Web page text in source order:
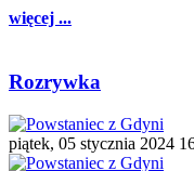
więcej ...
Rozrywka
piątek, 05 stycznia 2024